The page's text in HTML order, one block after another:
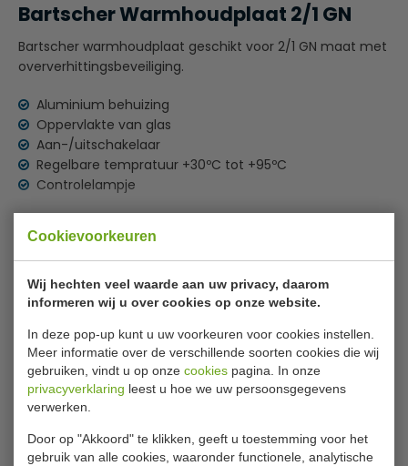
Cookievoorkeuren
Wij hechten veel waarde aan uw privacy, daarom
informeren wij u over cookies op onze website.
In deze pop-up kunt u uw voorkeuren voor cookies instellen.
Meer informatie over de verschillende soorten cookies die wij
gebruiken, vindt u op onze cookies pagina. In onze
privacyverklaring leest u hoe we uw persoonsgegevens
verwerken.
Door op "Akkoord" te klikken, geeft u toestemming voor het
gebruik van alle cookies, waaronder functionele, analytische
Bartscher Warmhoudplaat 2/1 GN
Bartscher warmhoudplaat geschikt voor 2/1 GN maat met
oververhittingsbeveiliging.
Aluminium behuizing
Oppervlakte van glas
Aan-/uitschakelaar
Regelbare tempratuur +30ºC tot +95ºC
Controlelampje
restaurants
Bijlages
Gebruiksaanwijzing 114.356.pdf
Specificaties
Artikel
114357
Vermogen
Voltage
230 V 50 Hz